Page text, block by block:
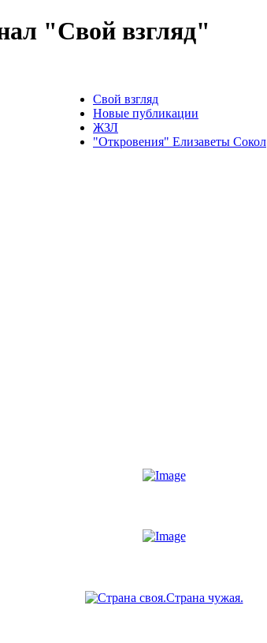
"Свой взгляд"
Свой взгляд
Новые публикации
ЖЗЛ
"Откровения" Елизаветы Сокол